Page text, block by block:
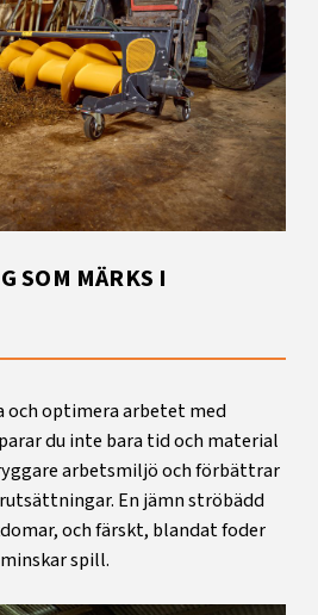
SOM MÄRKS I
och optimera arbetet med
du inte bara tid och material
arbetsmiljö och förbättrar
En jämn ströbädd
och färskt, blandat foder
spill.